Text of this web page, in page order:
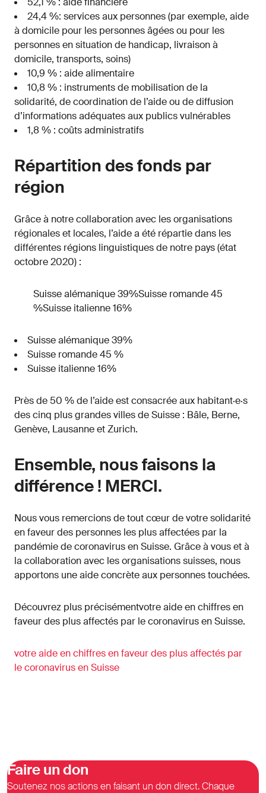
24,4 %: services aux personnes (par exemple, aide
à domicile pour les personnes âgées ou pour les
personnes en situation de handicap, livraison à
domicile, transports, soins)
10,9 % : aide alimentaire
10,8 % : instruments de mobilisation de la
solidarité, de coordination de l’aide ou de diffusion
d’informations adéquates aux publics vulnérables
1,8 % : coûts administratifs
Répartition des fonds par
région
Grâce à notre collaboration avec les organisations
régionales et locales, l’aide a été répartie dans les
différentes régions linguistiques de notre pays (état
octobre 2020) :
Suisse alémanique 39%Suisse romande 45
%Suisse italienne 16%
Suisse alémanique 39%
Suisse romande 45 %
Suisse italienne 16%
Près de 50 % de l’aide est consacrée aux habitant·e·s
des cinq plus grandes villes de Suisse : Bâle, Berne,
Genève, Lausanne et Zurich.
Ensemble, nous faisons la
différence ! MERCI.
Nous vous remercions de tout cœur de votre solidarité
en faveur des personnes les plus affectées par la
pandémie de coronavirus en Suisse. Grâce à vous et à
la collaboration avec les organisations suisses, nous
apportons une aide concrète aux personnes touchées.
Découvrez plus précisémentvotre aide en chiffres en
faveur des plus affectés par le coronavirus en Suisse.
votre aide en chiffres en faveur des plus affectés par
le coronavirus en Suisse
Faire un don
Soutenez nos actions en faisant un don direct. Chaque